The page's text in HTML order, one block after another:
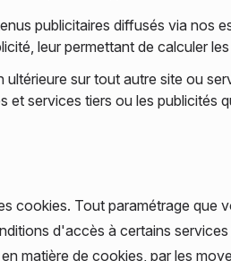
publicitaires diffusés via nos
leur permettant de calculer
sur tout autre site ou
services tiers ou les publicités
cookies. Tout paramétrage
d'accès à certains
matière de cookies, par les